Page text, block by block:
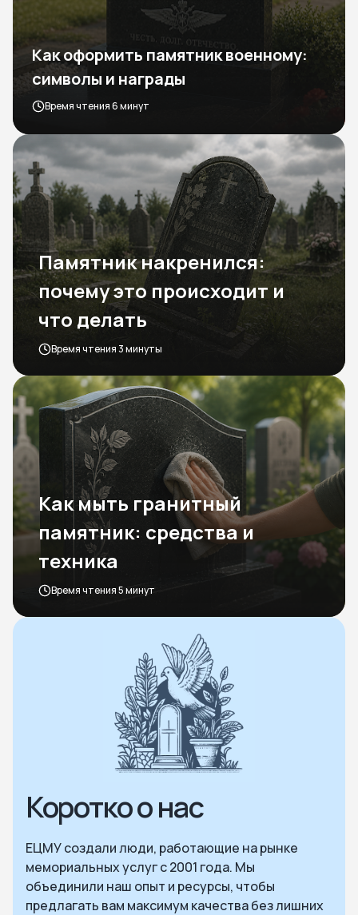
Как оформить памятник военному:
символы и награды
Время чтения 6 минут
Памятник накренился:
почему это происходит и
что делать
Время чтения 3 минуты
Как мыть гранитный
памятник: средства и
техника
Время чтения 5 минут
Коротко о нас
ЕЦМУ создали люди, работающие на рынке
мемориальных услуг с 2001 года. Мы
объединили наш опыт и ресурсы, чтобы
предлагать вам максимум качества без лишних